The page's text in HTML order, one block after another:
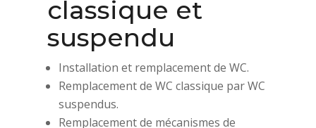
classique et
suspendu
Installation et remplacement de WC.
Remplacement de WC classique par WC
suspendus.
Remplacement de mécanismes de